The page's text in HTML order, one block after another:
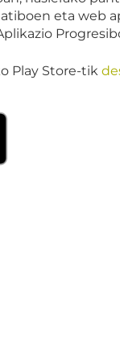
eta web
Play Store-tik